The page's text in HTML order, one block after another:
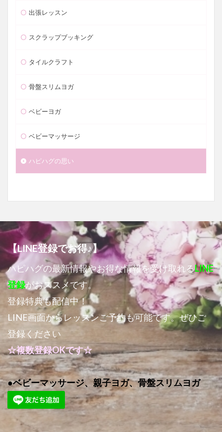
出張レッスン
スクラップブッキング
タイルクラフト
骨盤スリムヨガ
ベビーヨガ
ベビーマッサージ
ハピハグの思い
【LINE登録でお得♪】
ハピハグの最新情報やお得な情報を受け取れるLINE
登録がおススメです。
登録特典も配信中！
LINE画面からレッスンご予約も可能です。ぜひご
登録ください
☆複数登録OKです☆
●ベビーマッサージ、親子ヨガ、骨盤スリムヨガ